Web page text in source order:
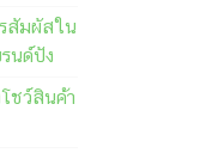
สัมผัสใน
นด์ปัง
ชว์สินค้า